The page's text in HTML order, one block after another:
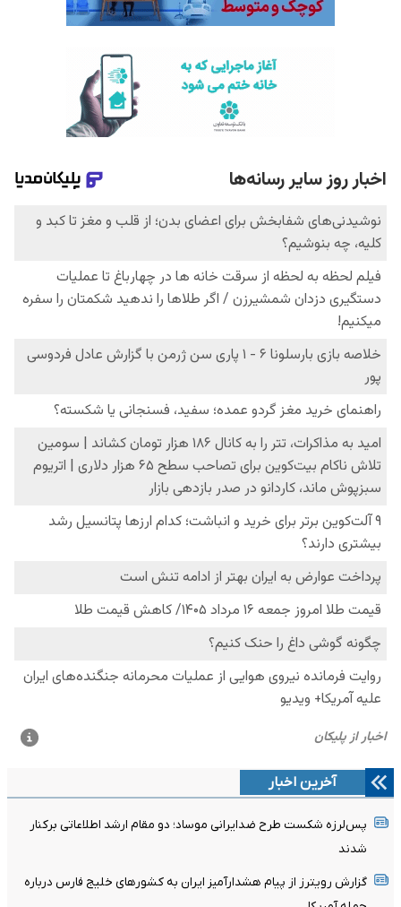
آخرین اخبار
پس‌لرزه شکست طرح ضدایرانی موساد؛ دو مقام ارشد اطلاعاتی برکنار
شدند
گزارش رویترز از پیام هشدارآمیز ایران به کشورهای خلیج فارس درباره